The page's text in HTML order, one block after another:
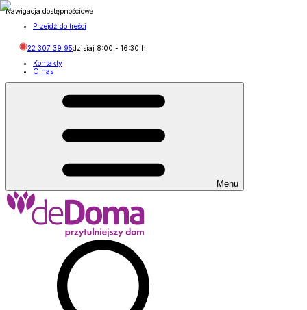
Nawigacja dostępnościowa
Przejdź do treści
22 307 39 95dzisiaj 8:00 - 16:30 h
Kontakty
O nas
Menu